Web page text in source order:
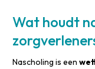
Wat houdt
Nascholing is een